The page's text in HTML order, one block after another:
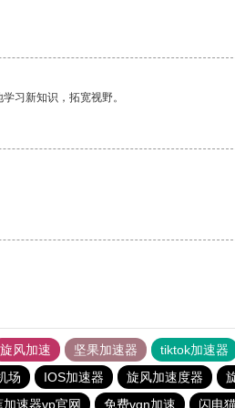
习新知识，拓宽视野。
旋风加速 坚果加速器 tiktok加速器
场 IOS加速器 旋风加速度器
加速器vp官网 免费vqn加速 闪电